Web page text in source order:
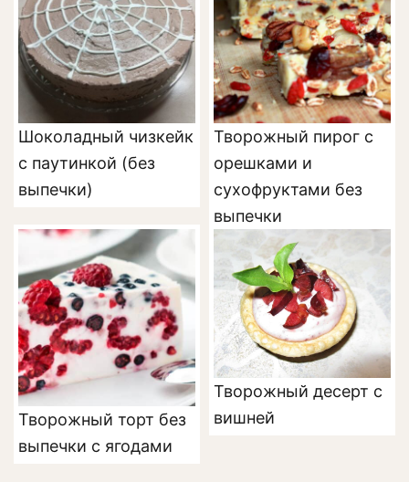
Шоколадный чизкейк
с паутинкой (без
выпечки)
Творожный пирог с
орешками и
сухофруктами без
выпечки
Творожный торт без
выпечки с ягодами
Творожный десерт с
вишней